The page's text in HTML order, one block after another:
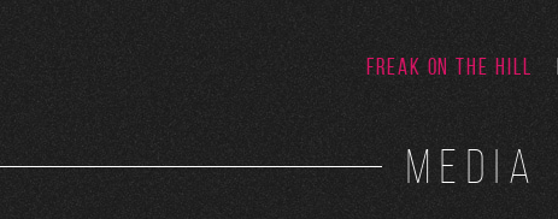
FREAK ON THE HILL
MEDIA